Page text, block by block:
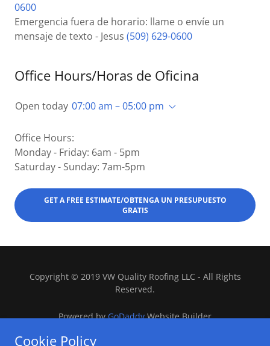
0600
Emergencia fuera de horario: llame o envíe un
mensaje de texto - Jesus (509) 629-0600
Office Hours/Horas de Oficina
Open today 07:00 am – 05:00 pm
Office Hours:
Monday - Friday: 6am - 5pm
Saturday - Sunday: 7am-5pm
GET A FREE ESTIMATE/OBTENGA UN PRESUPUESTO
GRATIS
Copyright © 2019 VW Quality Roofing LLC - All Rights
Reserved.
Powered byGoDaddyWebsite Builder
Cookie Policy